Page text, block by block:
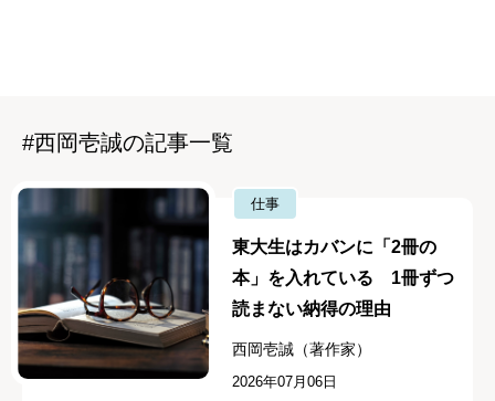
#西岡壱誠の記事一覧
仕事
東大生はカバンに「2冊の
本」を入れている 1冊ずつ
読まない納得の理由
西岡壱誠（著作家）
2026年07月06日